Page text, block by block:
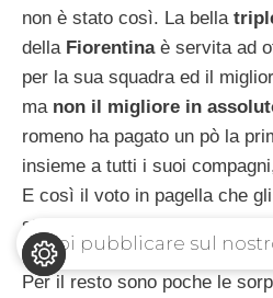
non è stato così. La bella
della Fiorentina è servita ad
per la sua squadra ed il
ma non il migliore in
romeno ha pagato un pò la
insieme a tutti i suoi
E così il voto in pagella che
stato 8, che con le tre reti lo
Per il resto sono poche le
Vuoi pubblicare sul